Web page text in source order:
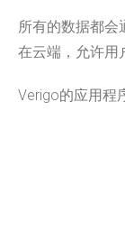
所有的数据都会
在云端，允许用
Verigo的应用程